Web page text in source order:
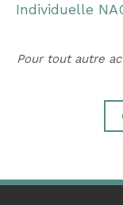
Individuelle
Pour tout autre